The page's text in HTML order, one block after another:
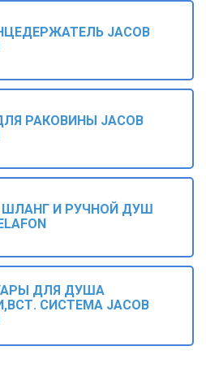
JACOB
РАКОВИНЫ JACOB
ШЛАНГ И РУЧНОЙ ДУШ
ДЛЯ ДУША
СИСТЕМА JACOB